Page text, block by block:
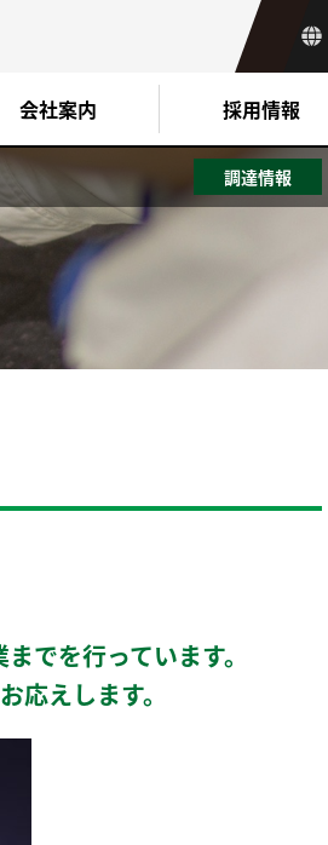
調達情報
会社案内 採用情報
でを行っています。
応えします。